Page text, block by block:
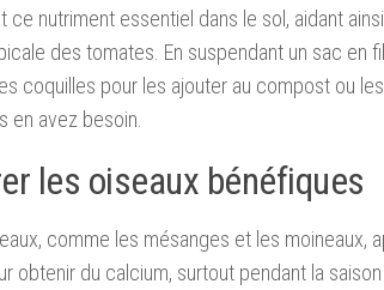
ce nutriment essentiel dans le sol, aidant
des tomates. En suspendant un sac en
coquilles pour les ajouter au compost ou
en avez besoin.
les oiseaux bénéfiques
comme les mésanges et les moineaux,
obtenir du calcium, surtout pendant la